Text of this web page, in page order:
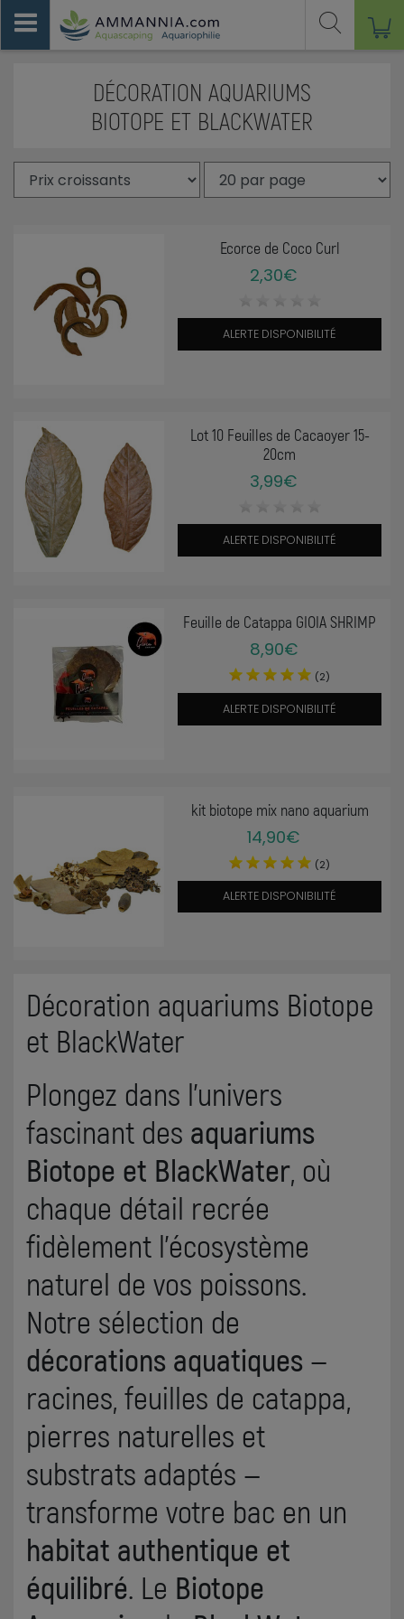
DÉCORATION AQUARIUMS
BIOTOPE ET BLACKWATER
Décoration aquariums Biotope
et BlackWater
Plongez dans l’univers
fascinant des aquariums
Biotope et BlackWater , où
chaque détail recrée
fidèlement l’écosystème
naturel de vos poissons.
Notre sélection de
décorations aquatiques —
racines, feuilles de catappa,
pierres naturelles et
substrats adaptés —
transforme votre bac en un
habitat authentique et
équilibré. Le Biotope
Ecorce de Coco Curl
2,30€
ALERTE DISPONIBILITÉ
Lot 10 Feuilles de Cacaoyer 15-
20cm
3,99€
ALERTE DISPONIBILITÉ
Feuille de Catappa GIOIA SHRIMP
8,90€
(2)
ALERTE DISPONIBILITÉ
kit biotope mix nano aquarium
14,90€
(2)
ALERTE DISPONIBILITÉ